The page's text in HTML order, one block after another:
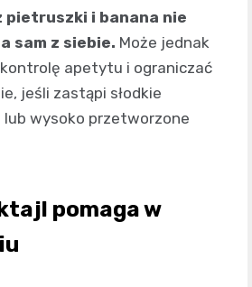
pietruszki i banana nie
sam z siebie. Może jednak
apetytu i ograniczać
jeśli zastąpi słodkie
lub wysoko przetworzone
pomaga w